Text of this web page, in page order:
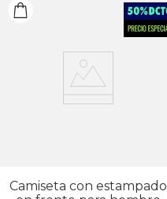
Camiseta con estampado